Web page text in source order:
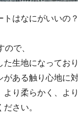
はなにがいいの
で、
生地になっており
ある触り心地に対
り柔らかく、よ
さい。